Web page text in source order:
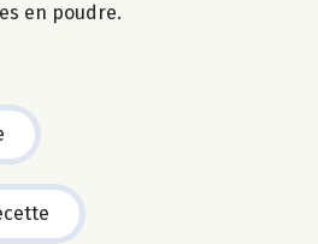
en poudre.